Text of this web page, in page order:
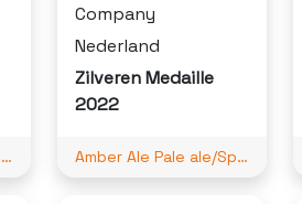
Amber Ale Double/Imperial IPA
Company
Nederland
Zilveren Medaille
2022
Amber Ale Pale ale/Speciale Belge